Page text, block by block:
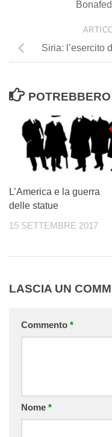
Siria: l’esercito
L’America e la guerra
delle statue
15 SETTEMBRE 2017
LASCIA UN
Commento *
Nome *